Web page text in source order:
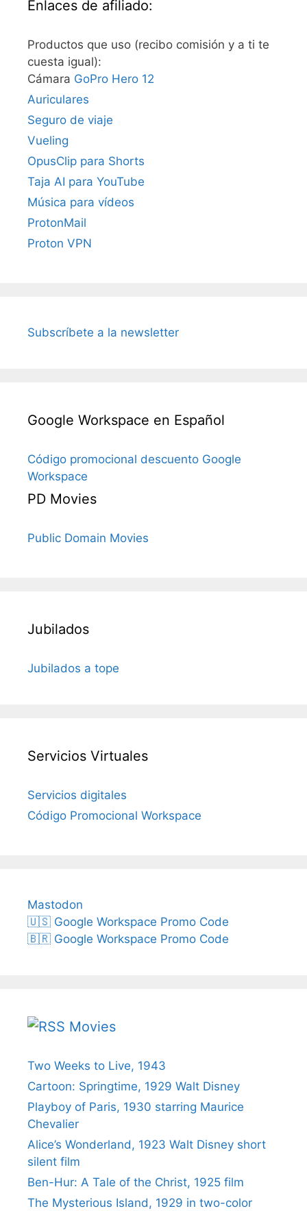
Enlaces de afiliado:
Productos que uso (recibo comisión y a ti te
cuesta igual):
Cámara GoPro Hero 12
Auriculares
Seguro de viaje
Vueling
OpusClip para Shorts
Taja AI para YouTube
Música para vídeos
ProtonMail
Proton VPN
Subscríbete a la newsletter
Google Workspace en Español
Código promocional descuento Google
Workspace
PD Movies
Public Domain Movies
Jubilados
Jubilados a tope
Servicios Virtuales
Servicios digitales
Código Promocional Workspace
Mastodon
🇺🇸 Google Workspace Promo Code
🇧🇷 Google Workspace Promo Code
Movies
Two Weeks to Live, 1943
Cartoon: Springtime, 1929 Walt Disney
Playboy of Paris, 1930 starring Maurice
Chevalier
Alice’s Wonderland, 1923 Walt Disney short
silent film
Ben-Hur: A Tale of the Christ, 1925 film
The Mysterious Island, 1929 in two-color